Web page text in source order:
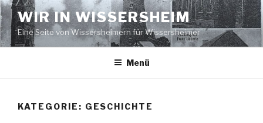
Zum
Inhalt
springen
WIR IN WISSERSHEIM
Eine Seite von Wissersheimern für Wissersheimer
Menü
KATEGORIE: GESCHICHTE